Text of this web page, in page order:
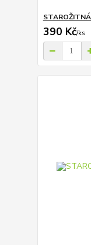
390 Kč/ks